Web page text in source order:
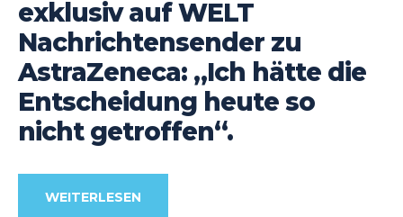
exklusiv auf WELT
Nachrichtensender zu
AstraZeneca: „Ich hätte die
Entscheidung heute so
nicht getroffen“.
WEITERLESEN